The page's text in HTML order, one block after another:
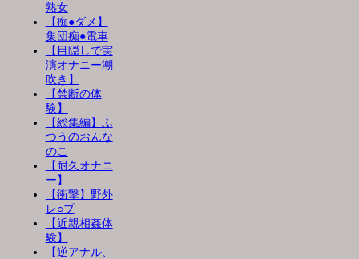
熟女
【痴●ダメ】
集団痴●電車
【目隠しで実
演オナニー潮
吹き】
【禁断の体
験】
【総集編】ふ
つうのおんな
のこ
【耐久オナニ
ー】
【衝撃】野外
レ○プ
【近親相姦体
験】
【逆アナル、